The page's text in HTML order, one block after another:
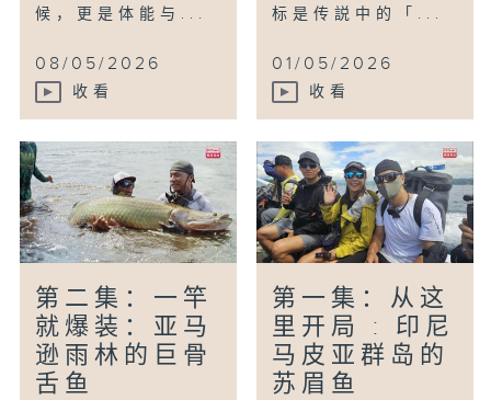
候，更是体能与...
08/05/2026
收看
标是传説中的「...
01/05/2026
收看
第二集：一竿
就爆装：亚马
逊雨林的巨骨
舌鱼
第一集：从这
里开局 : 印尼
马皮亚群岛的
苏眉鱼